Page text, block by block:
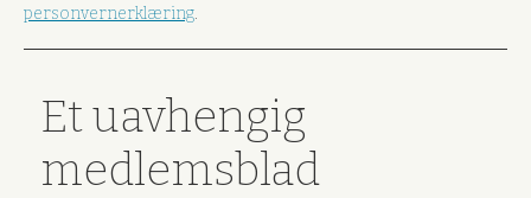
personvernerklæring.
Et uavhengig
medlemsblad